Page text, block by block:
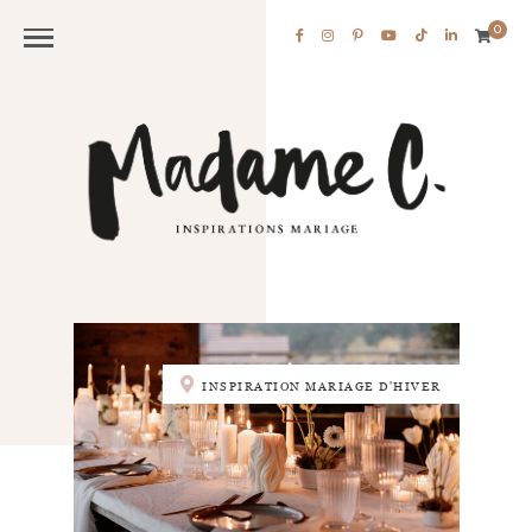
0
INSPIRATION MARIAGE D'HIVER